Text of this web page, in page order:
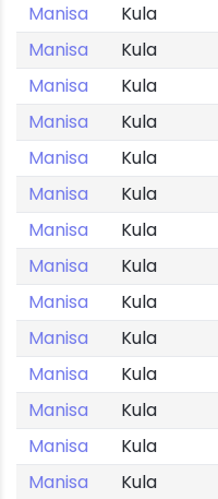
Manisa
Kula
Manisa
Kula
Manisa
Kula
Manisa
Kula
Manisa
Kula
Manisa
Kula
Manisa
Kula
Manisa
Kula
Manisa
Kula
Manisa
Kula
Manisa
Kula
Manisa
Kula
Manisa
Kula
Manisa
Kula